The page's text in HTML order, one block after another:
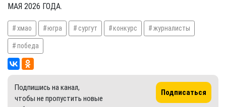
МАЯ 2026 ГОДА.
хмао югра сургут конкурс журналисты
победа
Подпишись на канал,
чтобы не пропустить новые
Подписаться